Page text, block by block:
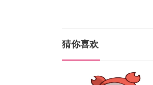
猜你喜欢